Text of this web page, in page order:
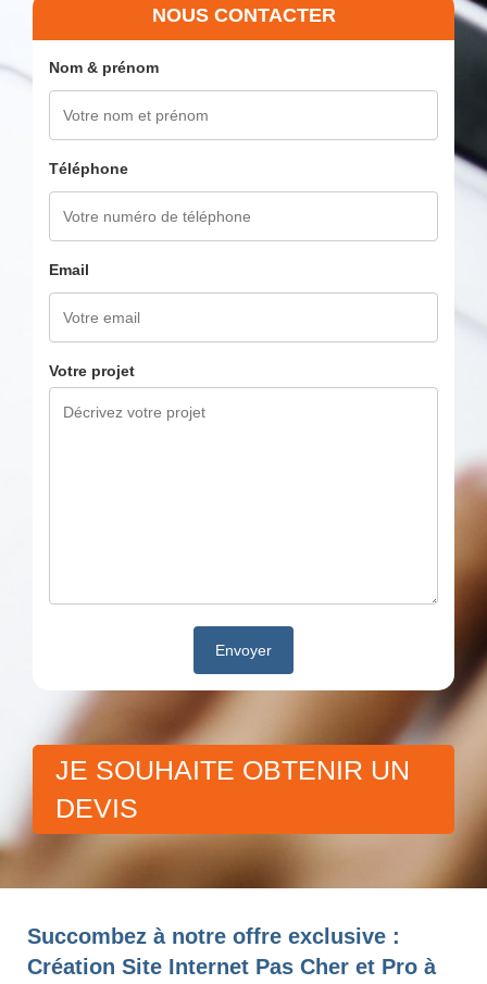
NOUS CONTACTER
Nom & prénom
Téléphone
Email
Votre projet
JE SOUHAITE OBTENIR UN
DEVIS
Succombez à notre offre exclusive :
Création Site Internet Pas Cher et Pro à